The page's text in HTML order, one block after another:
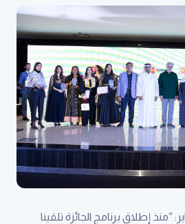
إطلاق برنامج الجائزة تلقينا